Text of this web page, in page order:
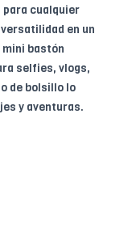
para cualquier
en un
bastón
selfies, vlogs,
de bolsillo lo
y aventuras.